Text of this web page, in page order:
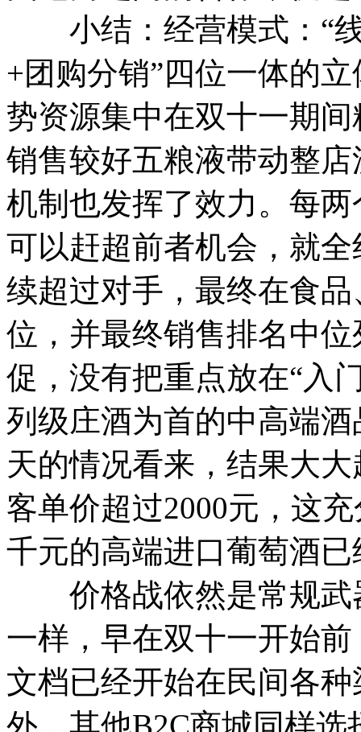
小结：经营模式：“线
+团购分销”四位一体的
势资源集中在双十一期
销售较好五粮液带动整
机制也发挥了效力。每
可以赶超前者机会，就
续超过对手，最终在食
位，并最终销售排名中
促，没有把重点放在“入
列级庄酒为首的中高端
天的情况看来，结果大
客单价超过2000元，这
千元的高端进口葡萄酒
价格战依然是常规武
一样，早在双十一开始
文档已经开始在民间各
外，其他B2C商城同样